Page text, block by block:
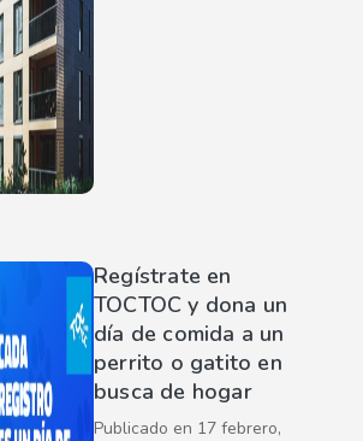
Regístrate en
TOCTOC y dona un
día de comida a un
perrito o gatito en
busca de hogar
Publicado en 17 febrero,